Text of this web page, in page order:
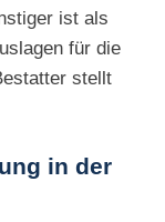
ist als
für die
stellt
in der